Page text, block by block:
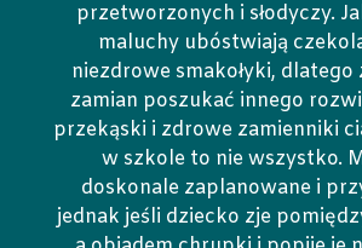
przetworzonych i słodyczy.
maluchy ubóstwiają
niezdrowe smakołyki, dlatego
zamian poszukać innego
przekąski i zdrowe zamienniki
w szkole to nie wszystko.
doskonale zaplanowane i
jednak jeśli dziecko zje